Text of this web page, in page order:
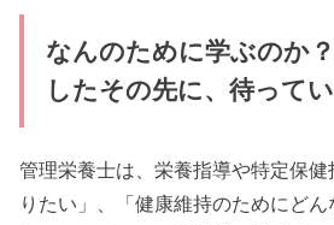
なんのために学ぶのか
したその先に、待って
管理栄養士は、栄養指導や特定保
りたい」、「健康維持のためにど